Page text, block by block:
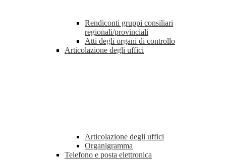
Rendiconti gruppi consiliari
regionali/provinciali
Atti degli organi di controllo
Articolazione degli uffici
Articolazione degli uffici
Organigramma
Telefono e posta elettronica